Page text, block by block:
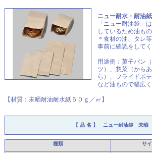
ニュー耐水・耐
「ニュー耐油袋」
しているため油も
＊食材の油、タレ
事前に確認をして
用途例：菓子パン
ツ）、惣菜（から
ら）、フライドポ
など油もので幅広
【材質：未晒耐油耐水紙５０ｇ／㎡】
【 品 名 】 ニュー耐油袋 未晒
種類 サ